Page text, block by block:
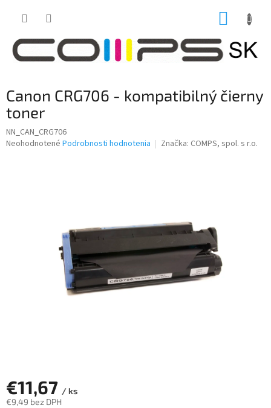
Canon CRG706 - kompatibilný čierny
toner
NN_CAN_CRG706
Priemerné
Neohodnotené Podrobnosti hodnotenia Značka: COMPS, spol. s r.o.
€11,67 / ks
€9,49 bez DPH